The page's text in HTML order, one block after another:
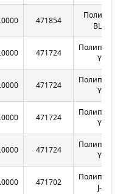
471854
BL6200
471724
Y130
471724
Y130
471724
Y130
471724
Y130
471702
J-160